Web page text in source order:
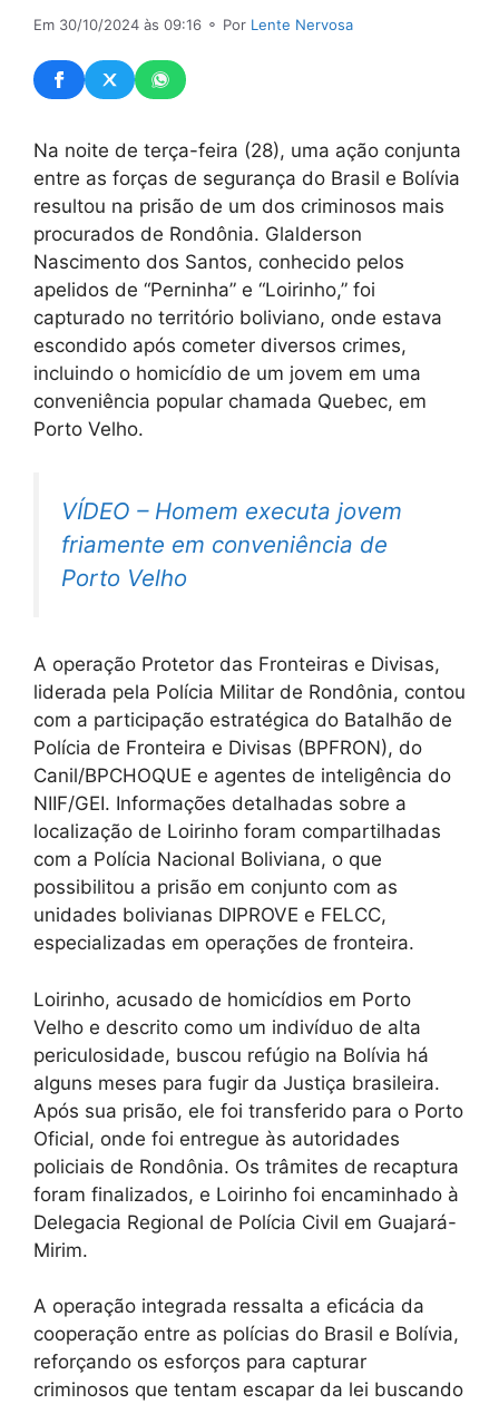
Em 30/10/2024 às 09:16 ⚬ Por Lente Nervosa
Na noite de terça-feira (28), uma ação conjunta
entre as forças de segurança do Brasil e Bolívia
resultou na prisão de um dos criminosos mais
procurados de Rondônia. Glalderson
Nascimento dos Santos, conhecido pelos
apelidos de “Perninha” e “Loirinho,” foi
capturado no território boliviano, onde estava
escondido após cometer diversos crimes,
incluindo o homicídio de um jovem em uma
conveniência popular chamada Quebec, em
Porto Velho.
VÍDEO – Homem executa jovem
friamente em conveniência de
Porto Velho
A operação Protetor das Fronteiras e Divisas,
liderada pela Polícia Militar de Rondônia, contou
com a participação estratégica do Batalhão de
Polícia de Fronteira e Divisas (BPFRON), do
Canil/BPCHOQUE e agentes de inteligência do
NIIF/GEI. Informações detalhadas sobre a
localização de Loirinho foram compartilhadas
com a Polícia Nacional Boliviana, o que
possibilitou a prisão em conjunto com as
unidades bolivianas DIPROVE e FELCC,
especializadas em operações de fronteira.
Loirinho, acusado de homicídios em Porto
Velho e descrito como um indivíduo de alta
periculosidade, buscou refúgio na Bolívia há
alguns meses para fugir da Justiça brasileira.
Após sua prisão, ele foi transferido para o Porto
Oficial, onde foi entregue às autoridades
policiais de Rondônia. Os trâmites de recaptura
foram finalizados, e Loirinho foi encaminhado à
Delegacia Regional de Polícia Civil em Guajará-
Mirim.
A operação integrada ressalta a eficácia da
cooperação entre as polícias do Brasil e Bolívia,
reforçando os esforços para capturar
criminosos que tentam escapar da lei buscando